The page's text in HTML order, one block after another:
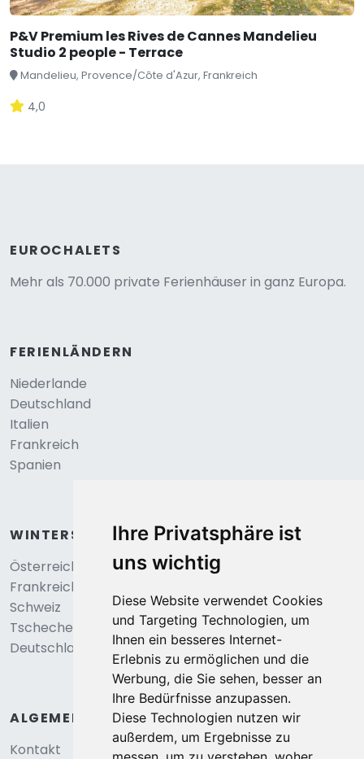
Ihre Privatsphäre ist
uns wichtig
Diese Website verwendet Cookies
und Targeting Technologien, um
Ihnen ein besseres Internet-
Erlebnis zu ermöglichen und die
Werbung, die Sie sehen, besser an
Ihre Bedürfnisse anzupassen.
Diese Technologien nutzen wir
außerdem, um Ergebnisse zu
P&V Premium les Rives de Cannes Mandelieu
Studio 2 people - Terrace
Mandelieu, Provence/Côte d'Azur, Frankreich
4,0
EUROCHALETS
Mehr als 70.000 private Ferienhäuser in ganz Europa.
FERIENLÄNDERN
Niederlande
Deutschland
Italien
Frankreich
Spanien
WINTERSPORT
Österreich
Frankreich
Schweiz
Tschechei
Deutschland
ALGEMEIN
Kontakt